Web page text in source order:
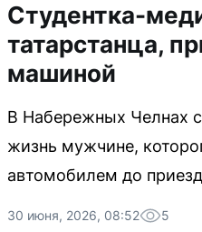
Студентка-
татарстанца,
машиной
В Набережных Челнах
жизнь мужчине,
автомобилем до
30 июня, 2026, 08:52 5